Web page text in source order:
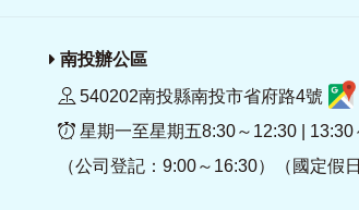
南投辦公區
540202南投縣南投市省府路4號
星期一至星期五8:30～12:30 | 13:30
（公司登記：9:00～16:30）（國定假